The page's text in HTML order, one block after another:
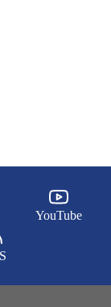
YouTube